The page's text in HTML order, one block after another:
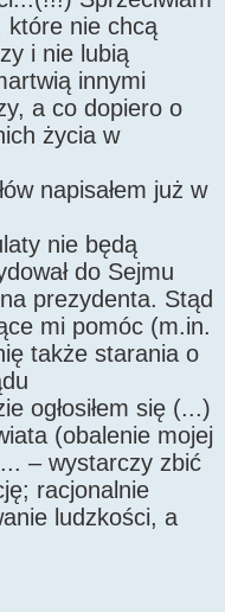
które nie chcą
i nie lubią
innymi
a co dopiero o
życia w
napisałem już w
nie będą
do Sejmu
prezydenta. Stąd
mi pomóc (m.in.
także starania o
ogłosiłem się (...)
(obalenie mojej
– wystarczy zbić
racjonalnie
ludzkości, a